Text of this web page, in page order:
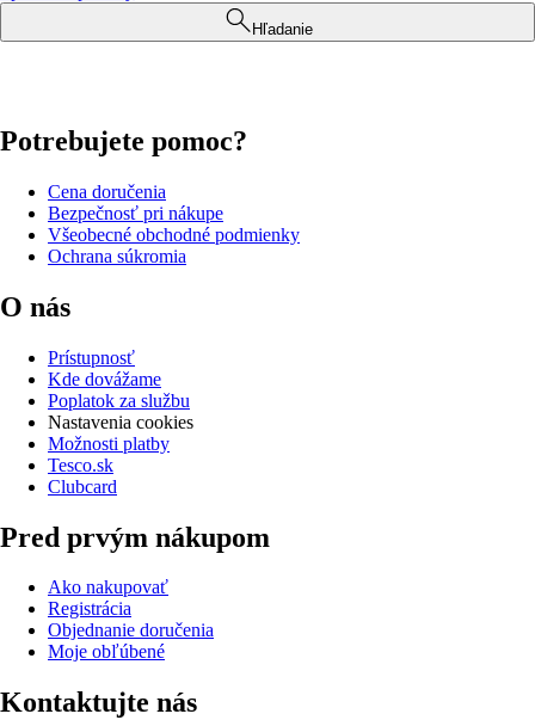
Hľadanie
Potrebujete pomoc?
Cena doručenia
Bezpečnosť pri nákupe
Všeobecné obchodné podmienky
Ochrana súkromia
O nás
Prístupnosť
Kde dovážame
Poplatok za službu
Nastavenia cookies
Možnosti platby
Tesco.sk
Clubcard
Pred prvým nákupom
Ako nakupovať
Registrácia
Objednanie doručenia
Moje obľúbené
Kontaktujte nás